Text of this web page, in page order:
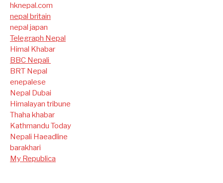
hknepal.com
nepal britain
nepal japan
Telegraph Nepal
Himal Khabar
BBC Nepali
BRT Nepal
enepalese
Nepal Dubai
Himalayan tribune
Thaha khabar
Kathmandu Today
Nepali Haeadline
barakhari
My Republica